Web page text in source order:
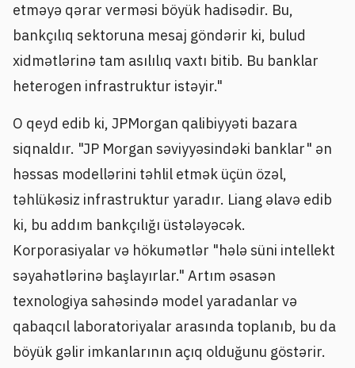
etməyə qərar verməsi böyük hadisədir. Bu,
bankçılıq sektoruna mesaj göndərir ki, bulud
xidmətlərinə tam asılılıq vaxtı bitib. Bu banklar
heterogen infrastruktur istəyir."
O qeyd edib ki, JPMorgan qalibiyyəti bazara
siqnaldır. "JP Morgan səviyyəsindəki banklar" ən
həssas modellərini təhlil etmək üçün özəl,
təhlükəsiz infrastruktur yaradır. Liang əlavə edib
ki, bu addım bankçılığı üstələyəcək.
Korporasiyalar və hökumətlər "hələ süni intellekt
səyahətlərinə başlayırlar." Artım əsasən
texnologiya sahəsində model yaradanlar və
qabaqcıl laboratoriyalar arasında toplanıb, bu da
böyük gəlir imkanlarının açıq olduğunu göstərir.